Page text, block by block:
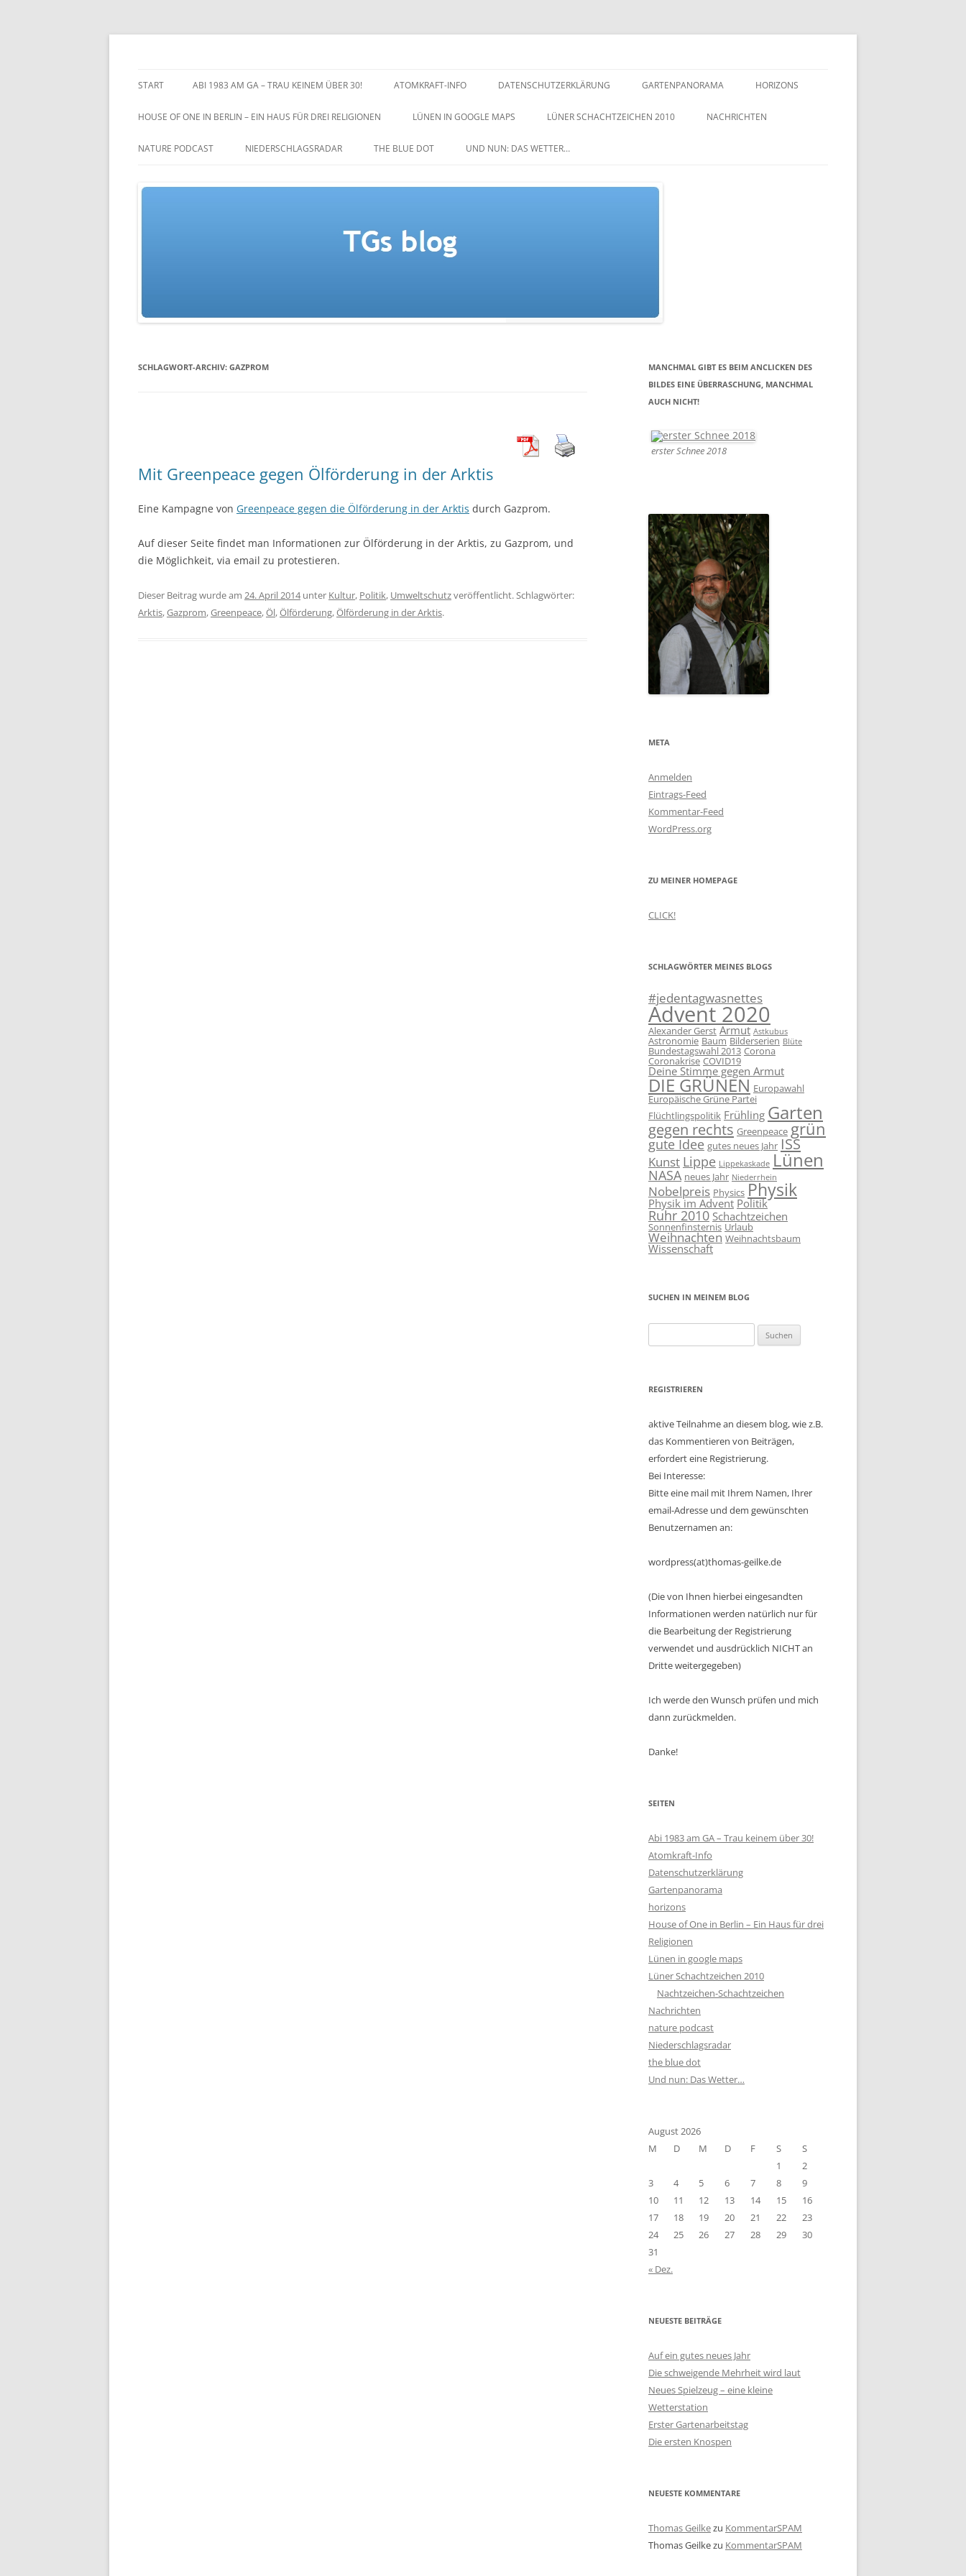
Zum
START ABI 1983 AM GA – TRAU KEINEM ÜBER 30! ATOMKRAFT-INFO DATENSCHUTZERKLÄRUNG GARTENPANORAMA HORIZONS
HOUSE OF ONE IN BERLIN – EIN HAUS FÜR DREI RELIGIONEN LÜNEN IN GOOGLE MAPS LÜNER SCHACHTZEICHEN 2010
NACHTZEICHEN-SCHACHTZEICHEN
NACHRICHTEN
NATURE PODCAST NIEDERSCHLAGSRADAR THE BLUE DOT UND NUN: DAS WETTER…
SCHLAGWORT-ARCHIV: GAZPROM
Mit Greenpeace gegen Ölförderung in der Arktis
Eine Kampagne von Greenpeace gegen die Ölförderung in der Arktis durch Gazprom.
Auf dieser Seite findet man Informationen zur Ölförderung in der Arktis, zu Gazprom, und
die Möglichkeit, via email zu protestieren.
Dieser Beitrag wurde am 24. April 2014unter Kultur, Politik, Umweltschutzveröffentlicht. Schlagwörter:
Arktis,Gazprom,Greenpeace,Öl,Ölförderung,Ölförderung in der Arktis.
MANCHMAL GIBT ES BEIM ANCLICKEN DES
BILDES EINE ÜBERRASCHUNG, MANCHMAL
AUCH NICHT!
erster Schnee 2018
META
Anmelden
Eintrags-Feed
Kommentar-Feed
WordPress.org
ZU MEINER HOMEPAGE
CLICK!
SCHLAGWÖRTER MEINES BLOGS
#jedentagwasnettes
Advent 2020
Alexander Gerst Armut Astkubus
Astronomie Baum Bilderserien Blüte
Bundestagswahl 2013 Corona
Coronakrise COVID19
Deine Stimme gegen Armut
DIE GRÜNEN Europawahl
Europäische Grüne Partei
Flüchtlingspolitik Frühling Garten
gegen rechts Greenpeace grün
gute Idee gutes neues Jahr ISS
Kunst Lippe Lippekaskade Lünen
NASA neues Jahr Niederrhein
Nobelpreis Physics Physik
Physik im Advent Politik
Ruhr 2010 Schachtzeichen
Sonnenfinsternis Urlaub
Weihnachten Weihnachtsbaum
Wissenschaft
SUCHEN IN MEINEM BLOG
nach:
REGISTRIEREN
aktive Teilnahme an diesem blog, wie z.B.
das Kommentieren von Beiträgen,
erfordert eine Registrierung.
Bei Interesse:
Bitte eine mail mit Ihrem Namen, Ihrer
email-Adresse und dem gewünschten
Benutzernamen an:
wordpress(at)thomas-geilke.de
(Die von Ihnen hierbei eingesandten
Informationen werden natürlich nur für
die Bearbeitung der Registrierung
verwendet und ausdrücklich NICHT an
Dritte weitergegeben)
Ich werde den Wunsch prüfen und mich
dann zurückmelden.
Danke!
SEITEN
Abi 1983 am GA – Trau keinem über 30!
Atomkraft-Info
Datenschutzerklärung
Gartenpanorama
horizons
House of One in Berlin – Ein Haus für drei
Religionen
Lünen in google maps
Lüner Schachtzeichen 2010
Nachtzeichen-Schachtzeichen
Nachrichten
nature podcast
Niederschlagsradar
the blue dot
Und nun: Das Wetter…
August 2026
M
D M D F S
S
1
2
3
4 5 6 7 8
9
10
11 12 13 14 15
16
17
18 19 20 21 22
23
24
25 26 27 28 29
30
31
« Dez.
NEUESTE BEITRÄGE
Auf ein gutes neues Jahr
Die schweigende Mehrheit wird laut
Neues Spielzeug – eine kleine
Wetterstation
Erster Gartenarbeitstag
Die ersten Knospen
NEUESTE KOMMENTARE
Thomas Geilkezu KommentarSPAM
Thomas Geilkezu KommentarSPAM